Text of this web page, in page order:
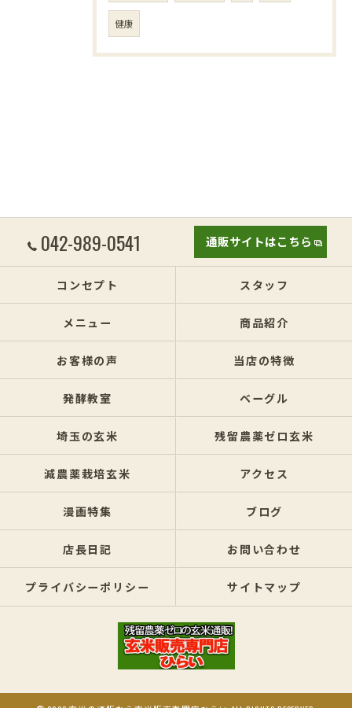
健康
042-989-0541 通販サイトはこちら
コンセプト スタッフ
メニュー 商品紹介
お客様の声 当店の特徴
発酵教室 ベーグル
埼玉の玄米 残留農薬ゼロ玄米
減農薬栽培玄米 アクセス
漫画特集 ブログ
店長日記 お問い合わせ
プライバシーポリシー サイトマップ